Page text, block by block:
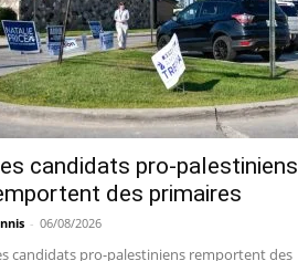
candidats pro-palestiniens
des primaires
- 06/08/2026
candidats pro-palestiniens remportent des